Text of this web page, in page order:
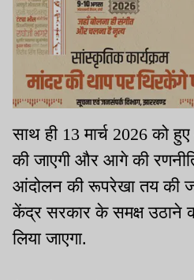
साथ ही 13 मार्च 2026 को
की जाएगी और आगे की
आंदोलन की रूपरेखा तय की
केंद्र सरकार के समक्ष उठाने
लिया जाएगा.